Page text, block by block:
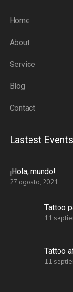
Home
About
Service
Blog
Contact
Lastest Events
¡Hola, mundo!
27 agosto, 2021
Tattoo
11
Tattoo
11